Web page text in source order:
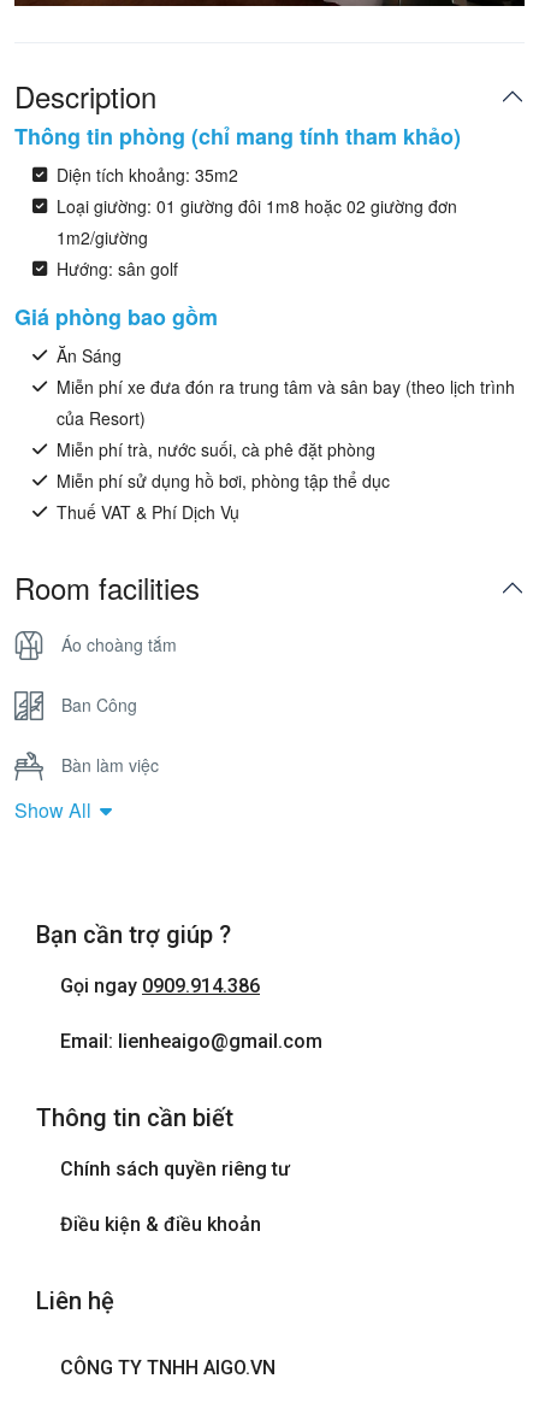
Description
Thông tin phòng (chỉ mang tính tham khảo)
Diện tích khoảng: 35m2
Loại giường: 01 giường đôi 1m8 hoặc 02 giường đơn
1m2/giường
Hướng: sân golf
Giá phòng bao gồm
Ăn Sáng
Miễn phí xe đưa đón ra trung tâm và sân bay (theo lịch trình
của Resort)
Miễn phí trà, nước suối, cà phê đặt phòng
Miễn phí sử dụng hồ bơi, phòng tập thể dục
Thuế VAT & Phí Dịch Vụ
Room facilities
Áo choàng tắm
Ban Công
Bàn làm việc
Bồn Tắm Nằm
Điện thoại
Phòng tắm đứng
Show All
Bạn cần trợ giúp ?
Gọi ngay 0909.914.386
Email: lienheaigo@gmail.com
Thông tin cần biết
Chính sách quyền riêng tư
Điều kiện & điều khoản
Liên hệ
CÔNG TY TNHH AIGO.VN